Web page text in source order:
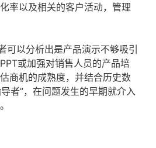
率以及相关的客户活动，管理
可以分析出是产品演示不够吸引
或加强对销售人员的产品培
商机的成熟度，并结合历史数
者”，在问题发生的早期就介入